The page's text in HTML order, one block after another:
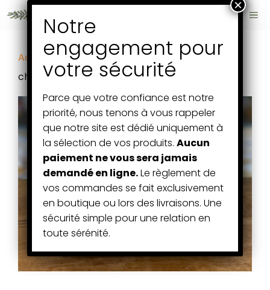
Aller
Accueil/ Fromages et Crèmerie/ fromage de
chevre frais de peynier- provence
Parce que votre confiance est notre
priorité, nous tenons à vous rappeler
que notre site est dédié uniquement à
la sélection de vos produits. Aucun
paiement ne vous sera jamais
demandé en ligne.Le règlement de
vos commandes se fait exclusivement
en boutique ou lors des livraisons. Une
sécurité simple pour une relation en
toute sérénité.